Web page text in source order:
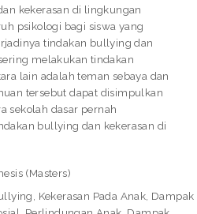
kekerasan di lingkungan
psikologi bagi siswa yang
tindakan bullying dan
melakukan tindakan
lain adalah teman sebaya dan
tersebut dapat disimpulkan
sekolah dasar pernah
bullying dan kekerasan di
(Masters)
Kekerasan Pada Anak, Dampak